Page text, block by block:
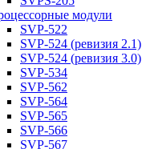
модули
SVP-522
SVP-524 (ревизия 2.1)
SVP-524 (ревизия 3.0)
SVP-534
SVP-562
SVP-564
SVP-565
SVP-566
SVP-567